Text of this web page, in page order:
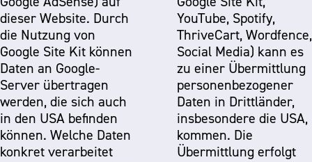
dieser Website. Durch
die Nutzung von
Google Site Kit können
Daten an Google-
Server übertragen
werden, die sich auch
in den USA befinden
können. Welche Daten
konkret verarbeitet
YouTube, Spotify,
ThriveCart, Wordfence,
Social Media) kann es
zu einer Übermittlung
personenbezogener
Daten in Drittländer,
insbesondere die USA,
kommen. Die
Übermittlung erfolgt